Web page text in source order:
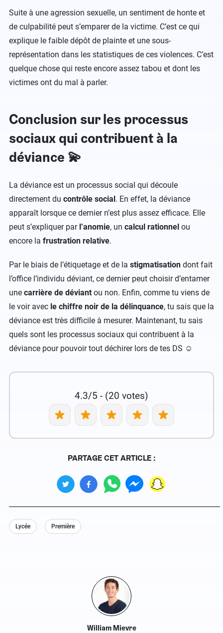
Suite à une agression sexuelle, un sentiment de honte et
de culpabilité peut s’emparer de la victime. C’est ce qui
explique le faible dépôt de plainte et une sous-
représentation dans les statistiques de ces violences. C’est
quelque chose qui reste encore assez tabou et dont les
victimes ont du mal à parler.
Conclusion sur les processus
sociaux qui contribuent à la
déviance 💫
La déviance est un processus social qui découle
directement du contrôle social. En effet, la déviance
apparaît lorsque ce dernier n’est plus assez efficace. Elle
peut s’expliquer par l’anomie, un calcul rationnel ou
encore la frustration relative.
Par le biais de l’étiquetage et de la stigmatisation dont fait
l’office l’individu déviant, ce dernier peut choisir d’entamer
une carrière de déviant ou non. Enfin, comme tu viens de
le voir avec le chiffre noir de la délinquance, tu sais que la
déviance est très difficile à mesurer. Maintenant, tu sais
quels sont les processus sociaux qui contribuent à la
déviance pour pouvoir tout déchirer lors de tes DS ☺️
4.3/5 - (20 votes)
William Mievre
PARTAGE CET ARTICLE :
Lycée Première